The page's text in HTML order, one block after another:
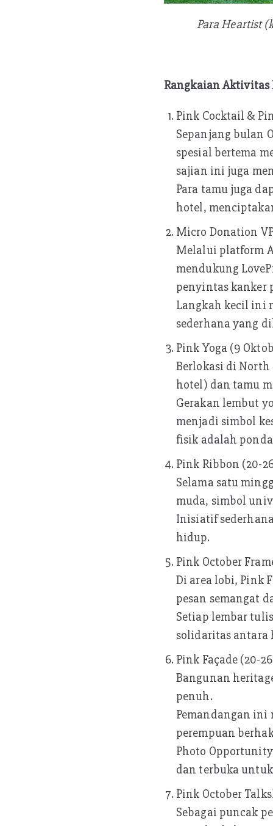
Para Heartist
Rangkaian Aktivitas
Pink Cocktail &
Sepanjang bulan
spesial bertema
sajian ini juga
Para tamu juga
hotel,
Micro Donation
Melalui platform
mendukung
penyintas kanker
Langkah kecil ini
sederhana yang
Pink Yoga (9
Berlokasi di
hotel) dan tamu
Gerakan lembut
menjadi simbol
fisik adalah
Pink Ribbon (20-
Selama satu
muda, simbol
Inisiatif
hidup.
Pink October
Di area lobi, Pink
pesan semangat
Setiap lembar
solidaritas antara
Pink Façade (20-
Bangunan
penuh.
Pemandangan ini
perempuan
Photo
dan terbuka
Pink October
Sebagai puncak